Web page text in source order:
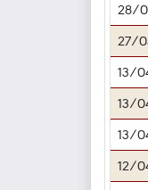
28/
27/
13/
13/
13/
12/